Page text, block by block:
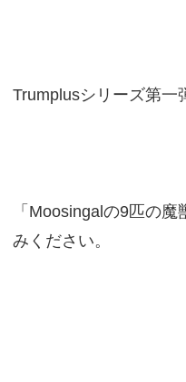
Trumplusシリーズ第一
「Moosingalの9匹の
みください。